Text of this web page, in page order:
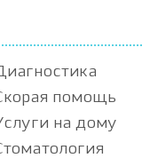
помощь
на дому